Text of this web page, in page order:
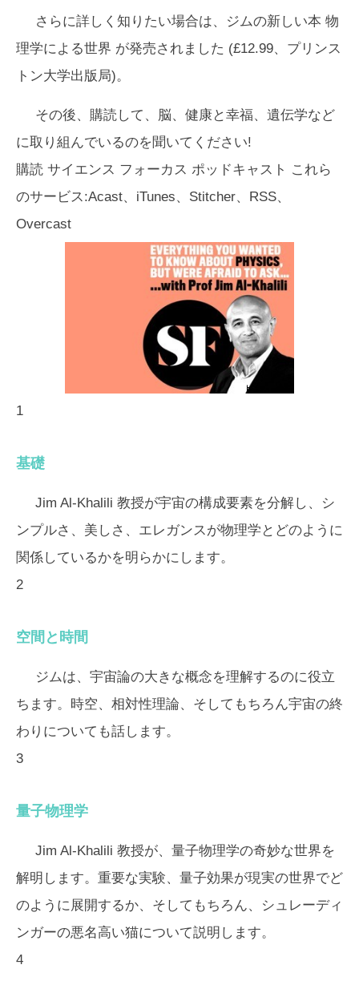
さらに詳しく知りたい場合は、ジムの新しい本 物
理学による世界 が発売されました (£12.99、プリンス
トン大学出版局)。
その後、購読して、脳、健康と幸福、遺伝学など
に取り組んでいるのを聞いてください!
購読 サイエンス フォーカス ポッドキャスト これら
のサービス:Acast、iTunes、Stitcher、RSS、
Overcast
1
基礎
Jim Al-Khalili 教授が宇宙の構成要素を分解し、シ
ンプルさ、美しさ、エレガンスが物理学とどのように
関係しているかを明らかにします。
2
空間と時間
ジムは、宇宙論の大きな概念を理解するのに役立
ちます。時空、相対性理論、そしてもちろん宇宙の終
わりについても話します。
3
量子物理学
Jim Al-Khalili 教授が、量子物理学の奇妙な世界を
解明します。重要な実験、量子効果が現実の世界でど
のように展開するか、そしてもちろん、シュレーディ
ンガーの悪名高い猫について説明します。
4